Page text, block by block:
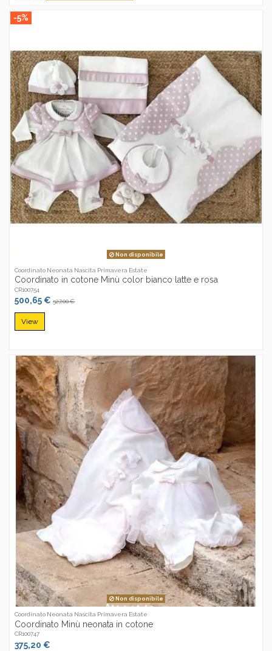
-5%
Non disponibile
Coordinato Neonata Nascita Primavera Estate
Coordinato in cotone Minù color bianco latte e rosa
CR100754
500,65 €527,00 €
View
Non disponibile
Coordinato Neonata Nascita Primavera Estate
Coordinato Minù neonata in cotone
CR100747
375,20 €